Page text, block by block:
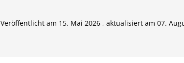
Veröffentlicht am 15. Mai 2026 , aktualisiert am 07.